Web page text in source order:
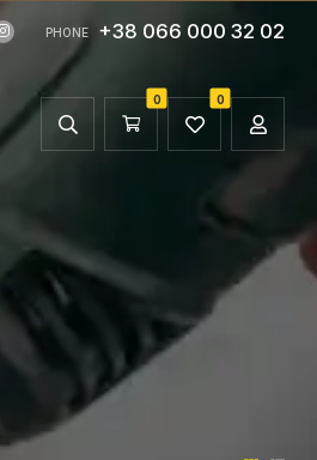
PHONE +38 066 000 32 02
0 0